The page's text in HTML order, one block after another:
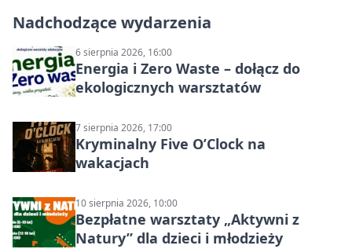
Nadchodzące wydarzenia
6 sierpnia 2026, 16:00
Energia i Zero Waste – dołącz do
ekologicznych warsztatów
7 sierpnia 2026, 17:00
Kryminalny Five O’Clock na
wakacjach
10 sierpnia 2026, 10:00
Bezpłatne warsztaty „Aktywni z
Natury” dla dzieci i młodzieży